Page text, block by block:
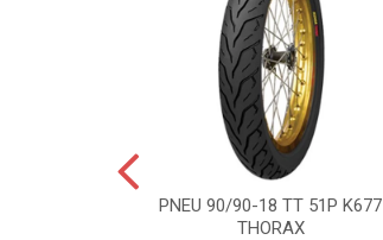
PNEU 90/90-18 TT 51P K677
THORAX